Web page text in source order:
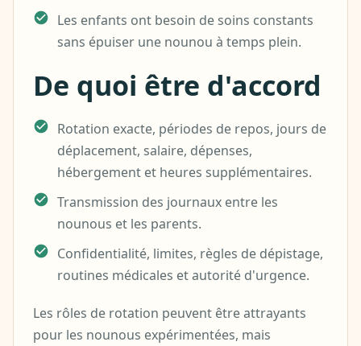
Les enfants ont besoin de soins constants
sans épuiser une nounou à temps plein.
De quoi être d'accord
Rotation exacte, périodes de repos, jours de
déplacement, salaire, dépenses,
hébergement et heures supplémentaires.
Transmission des journaux entre les
nounous et les parents.
Confidentialité, limites, règles de dépistage,
routines médicales et autorité d'urgence.
Les rôles de rotation peuvent être attrayants
pour les nounous expérimentées, mais